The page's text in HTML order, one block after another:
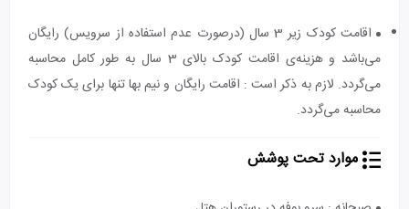
اقامت کودک زیر 3 سال (درصورت عدم استفاده از سرویس) رایگان
می‌باشد و هزینه‌ی اقامت کودک بالای 3 سال به طور کامل محاسبه
می‌گردد. لازم به ذکر است : اقامت رایگان و نیم بها تنها برای یک کودک
محاسبه می‌گردد.
موارد تحت پوشش